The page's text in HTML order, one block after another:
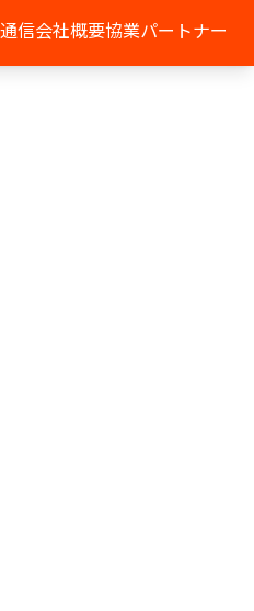
信会社概要協業パートナー